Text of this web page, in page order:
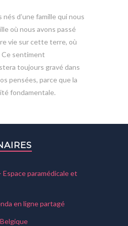
d’une famille qui nous
où nous avons passé
vie sur cette terre, où
Ce sentiment
toujours gravé dans
pensées, parce que la
fondamentale.
paramédicale et
en ligne partagé